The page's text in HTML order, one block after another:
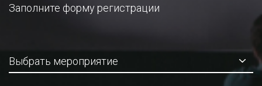
Заполните форму регистрации